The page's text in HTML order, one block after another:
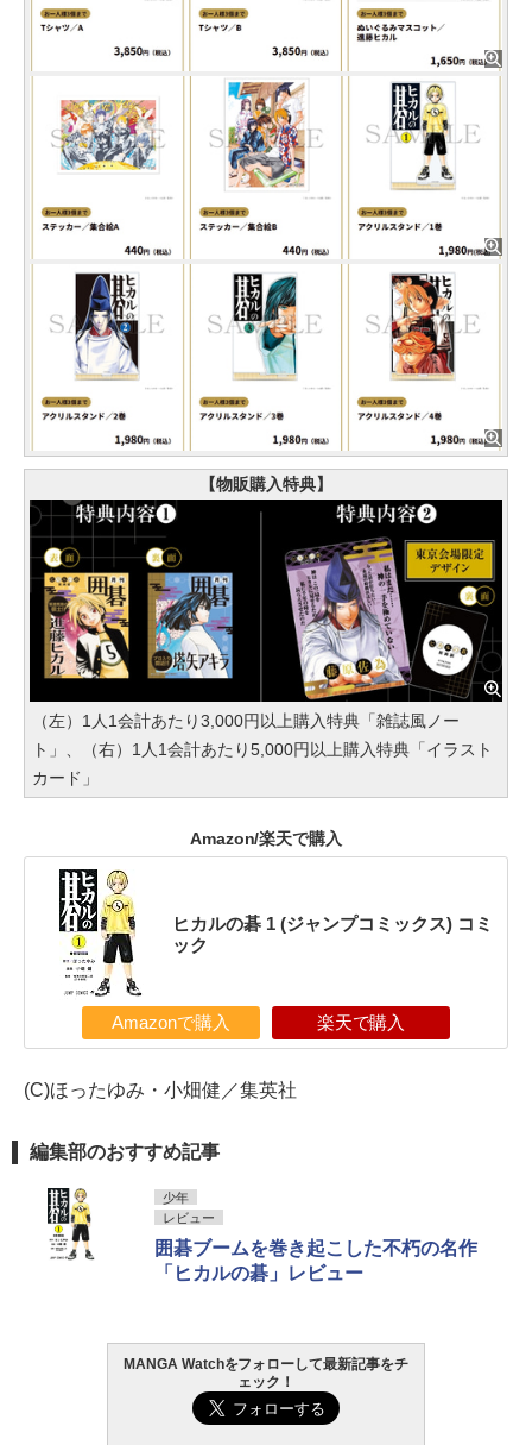
【物販購入特典】
（左）1人1会計あたり3,000円以上購入特典「雑誌風ノー
ト」、（右）1人1会計あたり5,000円以上購入特典「イラスト
カード」
Amazon/楽天で購入
ヒカルの碁 1 (ジャンプコミックス) コミ
ック
Amazonで購入 楽天で購入
(C)ほったゆみ・小畑健／集英社
編集部のおすすめ記事
少年
レビュー
囲碁ブームを巻き起こした不朽の名作
「ヒカルの碁」レビュー
MANGA Watchをフォローして最新記事をチ
ェック！